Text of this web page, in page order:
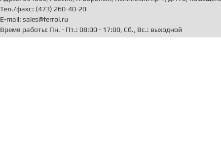
Тел./факс: (473) 260-40-20
E-mail: sales@ferrol.ru
Время работы: Пн. - Пт.: 08:00 - 17:00, Сб., Вс.: выходной